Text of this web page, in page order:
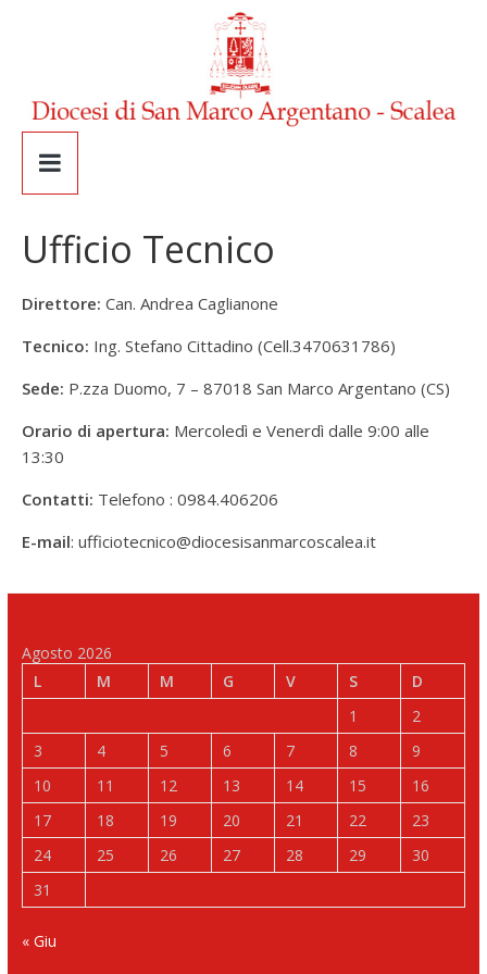
Ufficio Tecnico
Direttore: Can. Andrea Caglianone
Tecnico: Ing. Stefano Cittadino (Cell.3470631786)
Sede: P.zza Duomo, 7 – 87018 San Marco Argentano (CS)
Orario di apertura: Mercoledì e Venerdì dalle 9:00 alle
13:30
Contatti: Telefono : 0984.406206
E-mail: ufficiotecnico@diocesisanmarcoscalea.it
Agosto 2026
L
M M G V S
D
1
2
3
4 5 6 7 8
9
10
11 12 13 14 15
16
17
18 19 20 21 22
23
24
25 26 27 28 29
30
31
« Giu